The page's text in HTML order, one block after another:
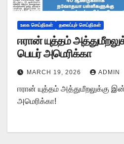
உலக செய்திகள் தலைப்புச் செய்திகள்
ஈரான் யுத்தம்
பெயர் அமெரிக்கா
MARCH 19, 2026 ADMIN
ஈரான் யுத்தம் அத்துமீறலுக்கு
அமெரிக்கா!